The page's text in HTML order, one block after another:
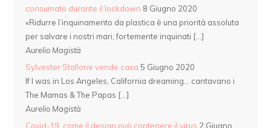
consumato durante il lockdown 8 Giugno 2020
«Ridurre l’inquinamento da plastica è una priorità assoluta
per salvare i nostri mari, fortemente inquinati […]
Aurelio Magistà
Sylvester Stallone vende casa 5 Giugno 2020
If I was in Los Angeles, California dreaming… cantavano i
The Mamas & The Papas […]
Aurelio Magistà
Covid-19, come il design può contenere il virus 2 Giugno